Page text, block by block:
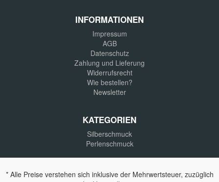
INFORMATIONEN
Impressum
AGB
Datenschutz
Zahlung und Lieferung
Widerrufsrecht
Wie bestellen?
Newsletter
KATEGORIEN
Silberschmuck
Perlenschmuck
* Alle Preise verstehen sich inklusive der Mehrwertsteuer, zuzüglich